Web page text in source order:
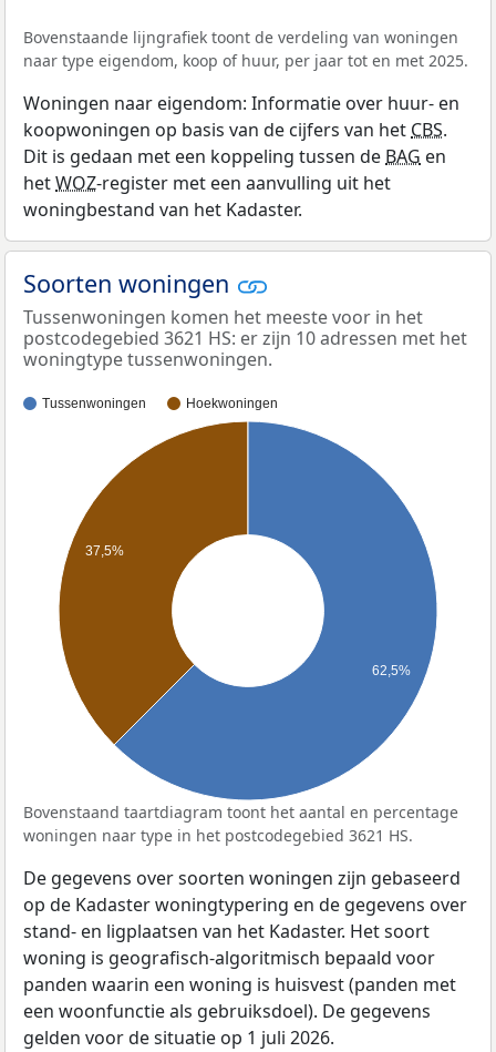
Bovenstaande lijngrafiek toont de verdeling van woningen
naar type eigendom, koop of huur, per jaar tot en met 2025.
Woningen naar eigendom: Informatie over huur- en
koopwoningen op basis van de cijfers van het CBS.
Dit is gedaan met een koppeling tussen de BAG en
hetWOZ-register met een aanvulling uit het
woningbestand van het Kadaster.
Soorten woningen
Tussenwoningen komen het meeste voor in het
postcodegebied 3621 HS: er zijn 10 adressen met het
woningtype tussenwoningen.
Tussenwoningen Hoekwoningen
37,5%
62,5%
Bovenstaand taartdiagram toont het aantal en percentage
woningen naar type in het postcodegebied 3621 HS.
De gegevens over soorten woningen zijn gebaseerd
op de Kadaster woningtypering en de gegevens over
stand- en ligplaatsen van het Kadaster. Het soort
woning is geografisch-algoritmisch bepaald voor
panden waarin een woning is huisvest (panden met
een woonfunctie als gebruiksdoel). De gegevens
gelden voor de situatie op 1 juli 2026.